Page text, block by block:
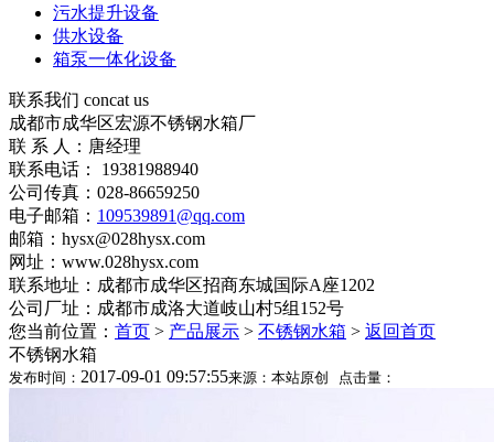
污水提升设备
供水设备
箱泵一体化设备
联系我们 concat us
成都市成华区宏源不锈钢水箱厂
联 系 人：唐经理
联系电话： 19381988940
公司传真：028-86659250
电子邮箱： 109539891@qq.com
邮箱：hysx@028hysx.com
网址：www.028hysx.com
联系地址：成都市成华区招商东城国际A座1202
公司厂址：成都市成洛大道岐山村5组152号
您当前位置： 首页 > 产品展示 > 不锈钢水箱 > 返回首页
不锈钢水箱
发布时间： 2017-09-01 09:57:55来源：本站原创 点击量：